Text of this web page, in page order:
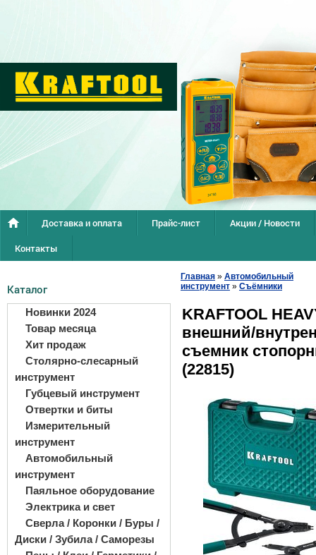
Доставка и оплата Прайс-лист
Акции / Новости
Контакты
Каталог
Новинки 2024
Товар месяца
Хит продаж
Столярно-слесарный
инструмент
Губцевый инструмент
Отвертки и биты
Измерительный
инструмент
Автомобильный
инструмент
Паяльное оборудование
Электрика и свет
Сверла / Коронки / Буры /
Диски / Зубила / Саморезы
Главная » Автомобильный
инструмент » Съёмники
KRAFTOOL
внешний/
съемник
(22815)